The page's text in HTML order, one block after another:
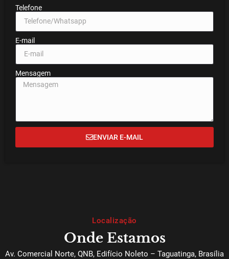
Telefone
E-mail
Mensagem
ENVIAR E-MAIL
Localização
Onde Estamos
Av. Comercial Norte, QNB, Edifício Noleto – Taguatinga, Brasília